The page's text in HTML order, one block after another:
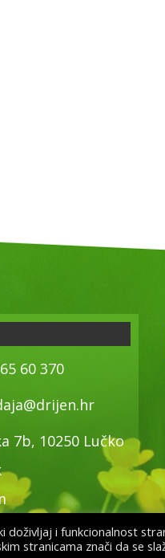
60 370
7b, 10250 Lučko
i funkcionalnost
stranicama znači da se